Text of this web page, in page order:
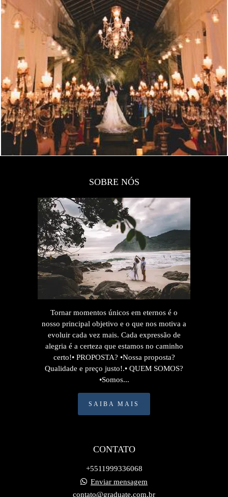
4565
SOBRE NÓS
Tornar momentos únicos em eternos é o
nosso principal objetivo e o que nos motiva a
evoluir cada vez mais. Cada expressão de
alegria é a certeza que estamos no caminho
certo!• PROPOSTA? •Nossa proposta?
Qualidade e preço justo!.• QUEM SOMOS?
•Somos...
SAIBA MAIS
CONTATO
+5511999336068
Enviar mensagem
contato@graduate.com.br